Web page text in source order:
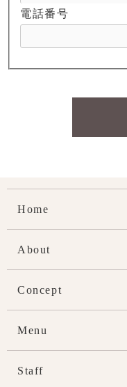
電話番号
Home
About
Concept
Menu
Staff